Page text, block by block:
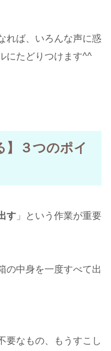
れば、いろんな声に惑
にたどりつけます^^
】３つのポイ
す 」という作業が重要
の中身を一度すべて出
要なもの、もうすこし